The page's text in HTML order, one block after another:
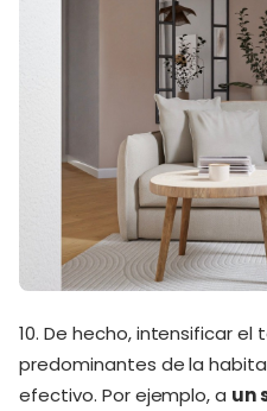
10. De hecho, intensificar el
predominantes de la
efectivo. Por ejemplo, a un